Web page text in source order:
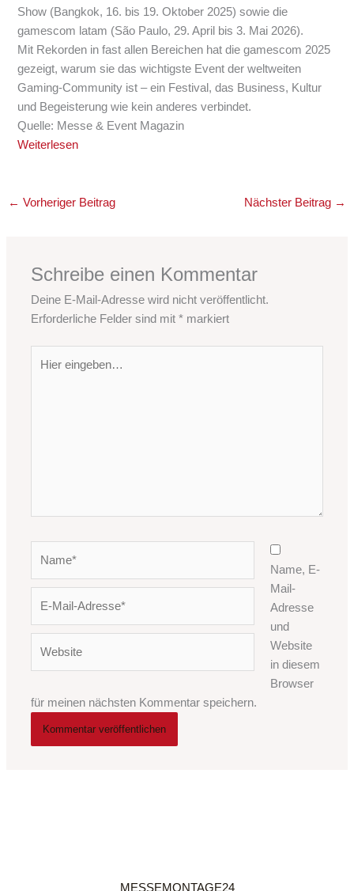
Show (Bangkok, 16. bis 19. Oktober 2025) sowie die
gamescom latam (São Paulo, 29. April bis 3. Mai 2026).
Mit Rekorden in fast allen Bereichen hat die gamescom 2025
gezeigt, warum sie das wichtigste Event der weltweiten
Gaming-Community ist – ein Festival, das Business, Kultur
und Begeisterung wie kein anderes verbindet.
Quelle: Messe & Event Magazin
Weiterlesen
← Vorheriger Beitrag Nächster Beitrag →
Schreibe einen Kommentar
Deine E-Mail-Adresse wird nicht veröffentlicht.
Erforderliche Felder sind mit* markiert
eingeben…
Adresse*
Name, E-
Mail-
Adresse
und
Website
in diesem
Browser
für meinen nächsten Kommentar speichern.
MESSEMONTAGE24